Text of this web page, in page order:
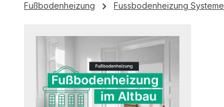
Fußbodenheizung Fussbodenheizung Systeme